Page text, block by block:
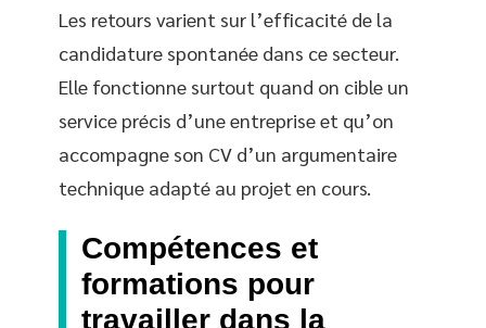
Les retours varient sur l’efficacité de la
candidature spontanée dans ce secteur.
Elle fonctionne surtout quand on cible un
service précis d’une entreprise et qu’on
accompagne son CV d’un argumentaire
technique adapté au projet en cours.
Compétences et
formations pour
travailler dans la